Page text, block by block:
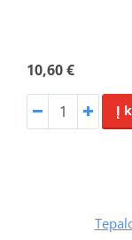
10,60 €
Į